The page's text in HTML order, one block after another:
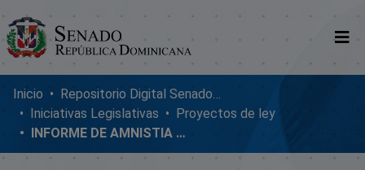
Comunidades
Glosario
Nosotros
Inicio
Repositorio Digital SenadoRD
Iniciativas Legislativas
Proyectos de ley
INFORME DE AMNISTIA DE DECLARACIÓN TARDIA